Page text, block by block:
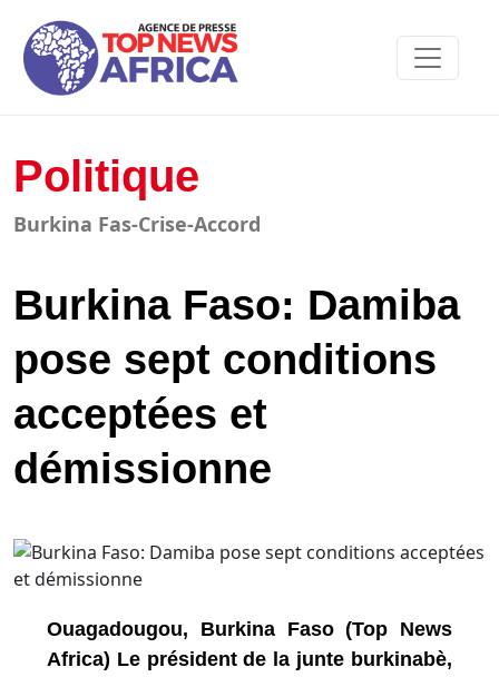
Politique
Burkina Fas-Crise-Accord
Burkina Faso: Damiba
pose sept conditions
acceptées et
démissionne
Ouagadougou, Burkina Faso (Top News
Africa) Le président de la junte burkinabè,